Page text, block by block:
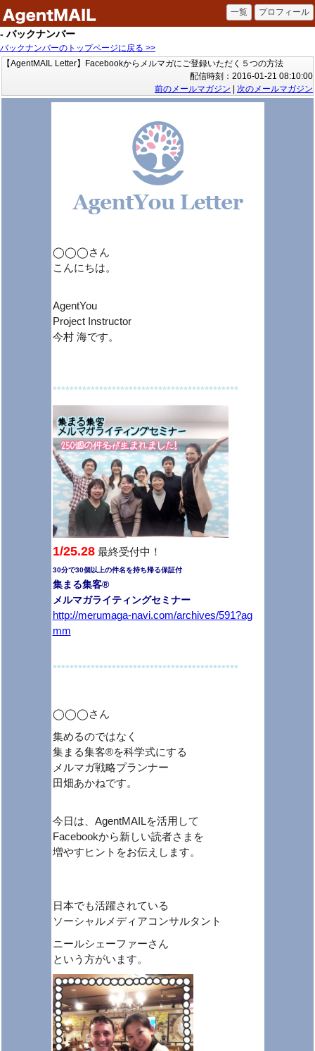
- バックナンバー
バックナンバーのトップページに戻る >>
【AgentMAIL Letter】Facebookからメルマガにご登録いただく５つの方法
配信時刻：2016-01-21 08:10:00
前のメールマガジン
次のメールマガジン
◯◯◯さん
こんにちは。
AgentYou
Project Instructor
今村 海です。
********************************************
1/25.28最終受付中！
30分で30個以上の件名を持ち帰る保証付
集まる集客®
メルマガライティングセミナー
http://merumaga-navi.com/archives/591?ag
mm
********************************************
◯◯◯さん
集めるのではなく
集まる集客®を科学式にする
メルマガ戦略プランナー
田畑あかねです。
今日は、AgentMAILを活用して
Facebookから新しい読者さまを
増やすヒントをお伝えします。
日本でも活躍されている
ソーシャルメディアコンサルタント
ニールシェーファーさん
という方がいます。